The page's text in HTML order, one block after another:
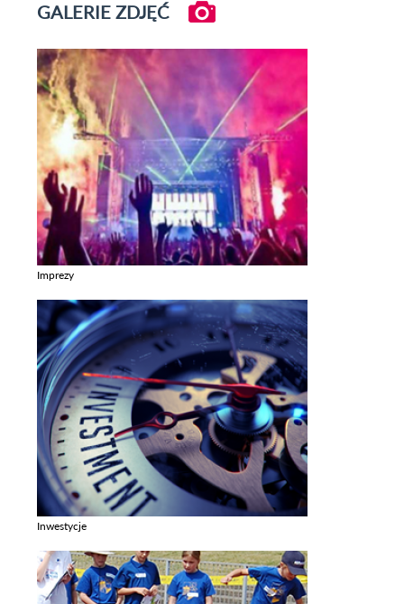
GALERIE ZDJĘĆ
Imprezy
Inwestycje